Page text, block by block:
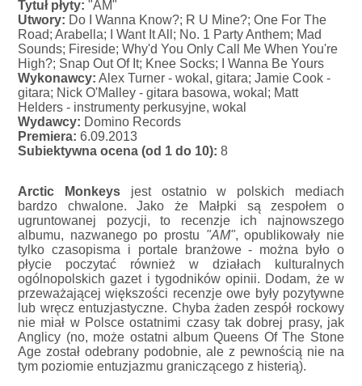
Tytuł płyty: "AM"
Utwory: Do I Wanna Know?; R U Mine?; One For The
Road; Arabella; I Want It All; No. 1 Party Anthem; Mad
Sounds; Fireside; Why'd You Only Call Me When You're
High?; Snap Out Of It; Knee Socks; I Wanna Be Yours
Wykonawcy: Alex Turner - wokal, gitara; Jamie Cook -
gitara; Nick O'Malley - gitara basowa, wokal; Matt
Helders - instrumenty perkusyjne, wokal
Wydawcy: Domino Records
Premiera: 6.09.2013
Subiektywna ocena (od 1 do 10): 8
Arctic Monkeysjest ostatnio w polskich mediach
bardzo chwalone. Jako że Małpki są zespołem o
ugruntowanej pozycji, to recenzje ich najnowszego
albumu, nazwanego po prostu "AM", opublikowały nie
tylko czasopisma i portale branżowe - można było o
płycie poczytać również w działach kulturalnych
ogólnopolskich gazet i tygodników opinii. Dodam, że w
przeważającej większości recenzje owe były pozytywne
lub wręcz entuzjastyczne. Chyba żaden zespół rockowy
nie miał w Polsce ostatnimi czasy tak dobrej prasy, jak
Anglicy (no, może ostatni album Queens Of The Stone
Age został odebrany podobnie, ale z pewnością nie na
tym poziomie entuzjazmu graniczącego z histerią).